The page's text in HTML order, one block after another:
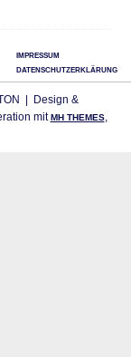
IMPRESSUM
DATENSCHUTZERKLÄRUNG
| Design &
mitMH THEMES,